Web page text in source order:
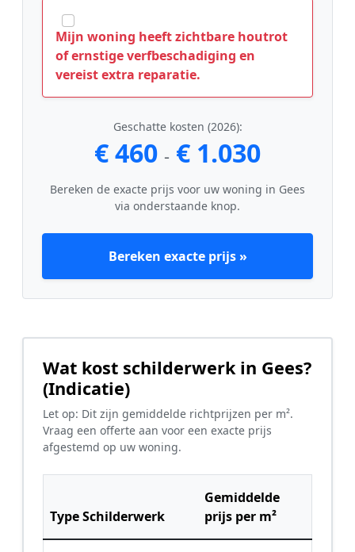
Mijn woning heeft zichtbare houtrot
of ernstige verfbeschadiging en
vereist extra reparatie.
Geschatte kosten (2026):
€ 460 - € 1.030
Bereken de exacte prijs voor uw woning in Gees
via onderstaande knop.
Bereken exacte prijs »
Wat kost schilderwerk in Gees?
(Indicatie)
Let op: Dit zijn gemiddelde richtprijzen per m².
Vraag een offerte aan voor een exacte prijs
afgestemd op uw woning.
Type Schilderwerk
Gemiddelde
prijs per m²